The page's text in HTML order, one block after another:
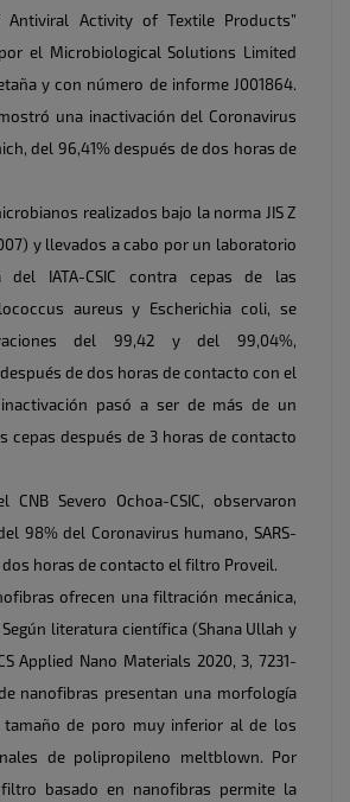
Antiviral Activity of Textile Products”
el Microbiological Solutions Limited
y con número de informe J001864.
una inactivación del Coronavirus
del 96,41% después de dos horas de
realizados bajo la norma JIS Z
y llevados a cabo por un laboratorio
del IATA-CSIC contra cepas de las
aureus y Escherichia coli, se
del 99,42 y del 99,04%,
de dos horas de contacto con el
pasó a ser de más de un
cepas después de 3 horas de contacto
CNB Severo Ochoa-CSIC, observaron
98% del Coronavirus humano, SARS-
dos horas de contacto el filtro Proveil.
ofrecen una filtración mecánica,
literatura científica (Shana Ullah y
Applied Nano Materials 2020, 3, 7231-
nanofibras presentan una morfología
de poro muy inferior al de los
de polipropileno meltblown. Por
basado en nanofibras permite la